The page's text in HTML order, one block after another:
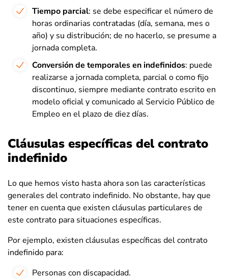
Tiempo parcial: se debe especificar el número de
horas ordinarias contratadas (día, semana, mes o
año) y su distribución; de no hacerlo, se presume a
jornada completa.
Conversión de temporales en indefinidos: puede
realizarse a jornada completa, parcial o como fijo
discontinuo, siempre mediante contrato escrito en
modelo oficial y comunicado al Servicio Público de
Empleo en el plazo de diez días.
Cláusulas específicas del contrato
indefinido
Lo que hemos visto hasta ahora son las características
generales del contrato indefinido. No obstante, hay que
tener en cuenta que existen cláusulas particulares de
este contrato para situaciones específicas.
Por ejemplo, existen cláusulas específicas del contrato
indefinido para:
Personas con discapacidad.